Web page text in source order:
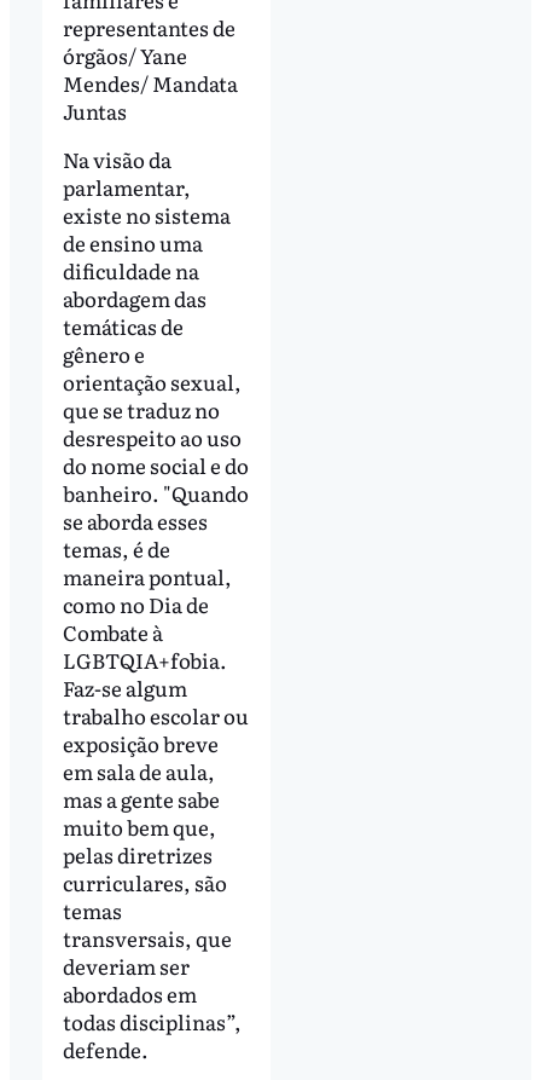
representantes de
órgãos/ Yane
Mendes/ Mandata
Juntas
Na visão da
parlamentar,
existe no sistema
de ensino uma
dificuldade na
abordagem das
temáticas de
gênero e
orientação sexual,
que se traduz no
desrespeito ao uso
do nome social e do
banheiro. "Quando
se aborda esses
temas, é de
maneira pontual,
como no Dia de
Combate à
LGBTQIA+fobia.
Faz-se algum
trabalho escolar ou
exposição breve
em sala de aula,
mas a gente sabe
muito bem que,
pelas diretrizes
curriculares, são
temas
transversais, que
deveriam ser
abordados em
todas disciplinas”,
defende.